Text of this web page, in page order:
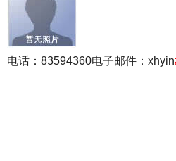
电话：83594360电子邮件：xhyin